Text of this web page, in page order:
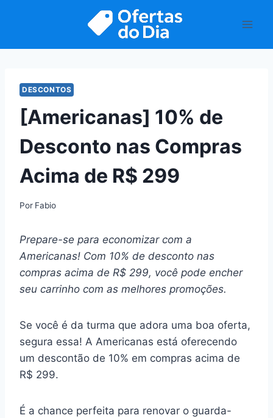
DESCONTOS
[Americanas] 10% de
Desconto nas Compras
Acima de R$ 299
Por Fabio
Prepare-se para economizar com a
Americanas! Com 10% de desconto nas
compras acima de R$ 299, você pode encher
seu carrinho com as melhores promoções.
Se você é da turma que adora uma boa oferta,
segura essa! A Americanas está oferecendo
um descontão de 10% em compras acima de
R$ 299.
É a chance perfeita para renovar o guarda-